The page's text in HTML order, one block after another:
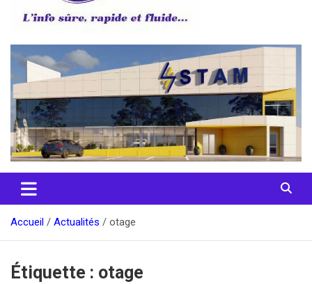
illiconews
Accueil Actualités otage
Étiquette : otage